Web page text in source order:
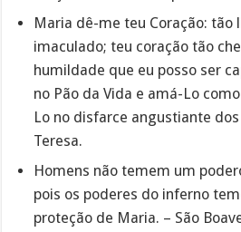
Maria dê-me teu Coração: tão
imaculado; teu coração tão
humildade que eu posso ser
no Pão da Vida e amá-Lo
Lo no disfarce angustiante
Teresa.
Homens não temem um
pois os poderes do inferno
proteção de Maria. – São